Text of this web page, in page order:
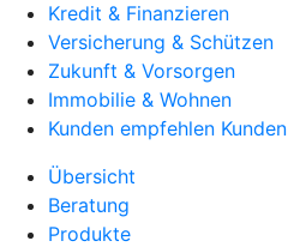
Kredit & Finanzieren
Versicherung & Schützen
Zukunft & Vorsorgen
Immobilie & Wohnen
Kunden empfehlen Kunden
Übersicht
Beratung
Produkte